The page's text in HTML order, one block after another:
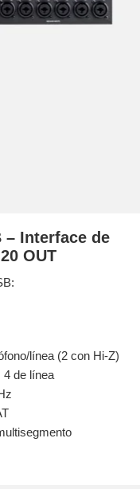
– Interface de
OUT
línea (2 con Hi-Z)
4 de línea